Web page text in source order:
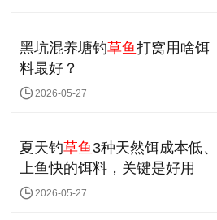
黑坑混养塘钓草鱼打窝用啥饵
料最好？
2026-05-27
夏天钓草鱼 3种天然饵成本低、
上鱼快的饵料，关键是好用
2026-05-27